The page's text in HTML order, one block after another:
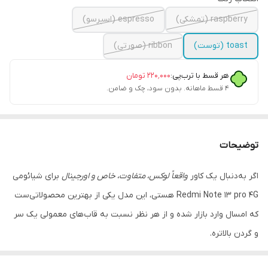
raspberry (تمشکی)
espresso (اسپرسو)
toast (توست) ribbon (صورتی)
هر قسط با ترب‌پی:۲۲۰٬۰۰۰ تومان
۴ قسط ماهانه. بدون سود، چک و ضامن.
توضیحات
اگر به‌دنبال یک کاور واقعاً لوکس، متفاوت، خاص و اورجینال برای شیائومی
Redmi Note 13 pro 4G هستی، این مدل یکی از بهترین محصولاتی‌ست
که امسال وارد بازار شده و از هر نظر نسبت به قاب‌های معمولی یک سر
و گردن بالاتره.